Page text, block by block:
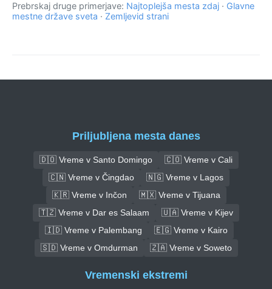
Prebrskaj druge primerjave: Najtoplejša mesta zdaj · Glavne
mestne države sveta · Zemljevid strani
Priljubljena mesta danes
🇩🇴 Vreme v Santo Domingo
🇨🇴 Vreme v Cali
🇨🇳 Vreme v Čingdao
🇳🇬 Vreme v Lagos
🇰🇷 Vreme v Inčon
🇲🇽 Vreme v Tijuana
🇹🇿 Vreme v Dar es Salaam
🇺🇦 Vreme v Kijev
🇮🇩 Vreme v Palembang
🇪🇬 Vreme v Kairo
🇸🇩 Vreme v Omdurman
🇿🇦 Vreme v Soweto
Vremenski ekstremi